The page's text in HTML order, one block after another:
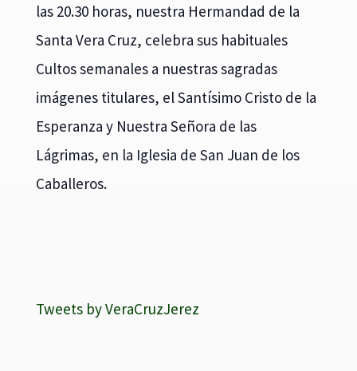
las 20.30 horas, nuestra Hermandad de la
Santa Vera Cruz, celebra sus habituales
Cultos semanales a nuestras sagradas
imágenes titulares, el Santísimo Cristo de la
Esperanza y Nuestra Señora de las
Lágrimas, en la Iglesia de San Juan de los
Caballeros.
Tweets by VeraCruzJerez